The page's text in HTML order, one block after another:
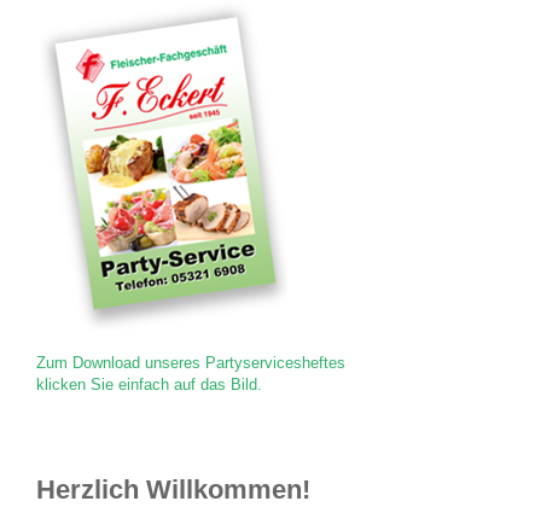
Zum Download unseres Partyservicesheftes
klicken Sie einfach auf das Bild.
Herzlich Willkommen!